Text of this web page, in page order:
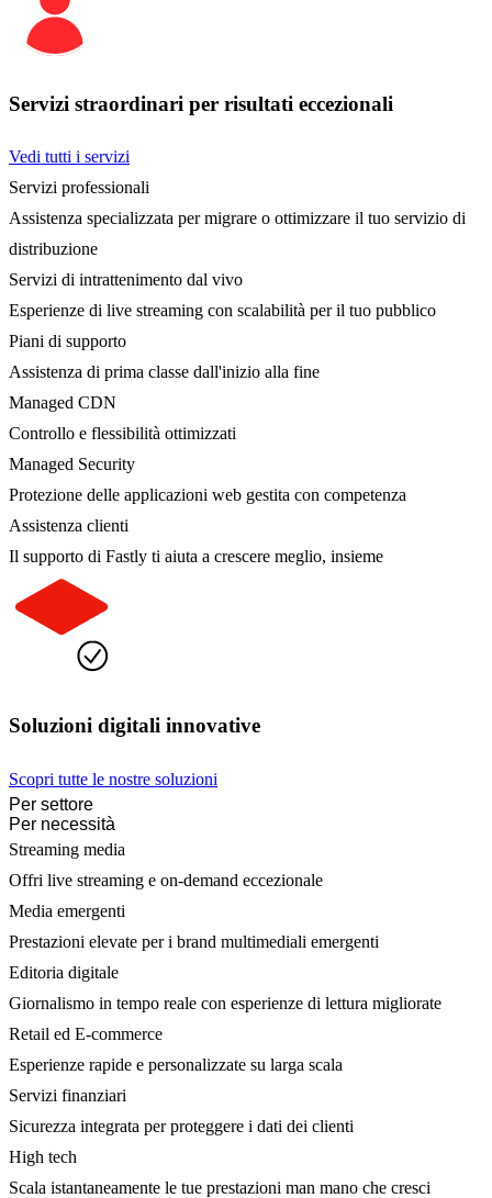
Servizi straordinari per risultati eccezionali
Vedi tutti i servizi
Servizi professionali
Assistenza specializzata per migrare o ottimizzare il tuo servizio di
distribuzione
Servizi di intrattenimento dal vivo
Esperienze di live streaming con scalabilità per il tuo pubblico
Piani di supporto
Assistenza di prima classe dall'inizio alla fine
Managed CDN
Controllo e flessibilità ottimizzati
Managed Security
Protezione delle applicazioni web gestita con competenza
Assistenza clienti
Il supporto di Fastly ti aiuta a crescere meglio, insieme
Soluzioni digitali innovative
Scopri tutte le nostre soluzioni
Per settore
Per necessità
Streaming media
Offri live streaming e on-demand eccezionale
Media emergenti
Prestazioni elevate per i brand multimediali emergenti
Editoria digitale
Giornalismo in tempo reale con esperienze di lettura migliorate
Retail ed E-commerce
Esperienze rapide e personalizzate su larga scala
Servizi finanziari
Sicurezza integrata per proteggere i dati dei clienti
High tech
Scala istantaneamente le tue prestazioni man mano che cresci